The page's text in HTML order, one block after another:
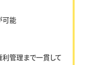
可能
利管理まで一貫して